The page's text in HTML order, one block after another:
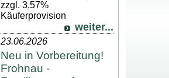
zzgl. 3,57%
Käuferprovision
weiter...
23.06.2026
Neu in Vorbereitung!
Frohnau -